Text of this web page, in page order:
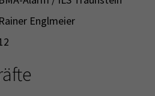
Rainer Englmeier